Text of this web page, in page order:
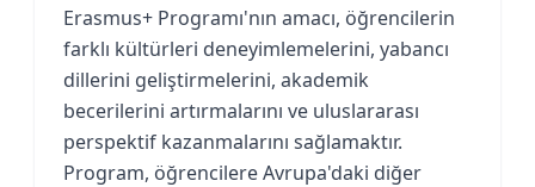
Erasmus+ Programı'nın amacı, öğrencilerin
farklı kültürleri deneyimlemelerini, yabancı
dillerini geliştirmelerini, akademik
becerilerini artırmalarını ve uluslararası
perspektif kazanmalarını sağlamaktır.
Program, öğrencilere Avrupa'daki diğer